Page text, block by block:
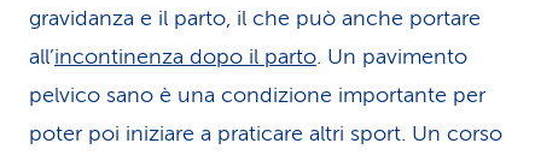
gravidanza e il parto, il che può anche portare
all’incontinenza dopo il parto. Un pavimento
pelvico sano è una condizione importante per
poter poi iniziare a praticare altri sport. Un corso